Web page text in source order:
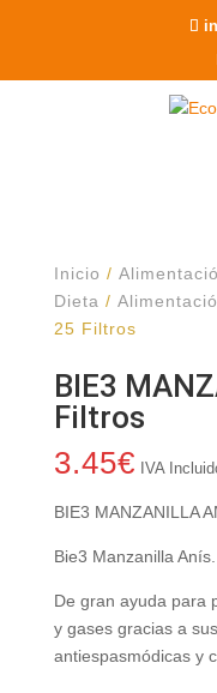
Inicio /
Dieta /
25 Filtros
BIE3
Filtros
3.45€ IVA
BIE3 MANZANILLA
Bie3 Manzanilla Anís.
De gran ayuda para
y gases gracias a
antiespasmódicas y